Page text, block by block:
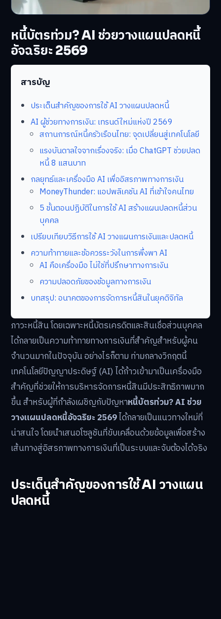
หนี้บัตรท่วม? AI ช่วยวางแผนปลดหนี้
อัจฉริยะ 2569
สารบัญ
ประเด็นสำคัญของการใช้ AI วางแผนปลดหนี้
AI ผู้ช่วยทางการเงิน: เทรนด์ใหม่แห่งปี 2569
สถานการณ์หนี้ครัวเรือนไทย: จุดเปลี่ยนสู่เทคโนโลยี
แรงบันดาลใจจากเรื่องจริง: เมื่อ ChatGPT ช่วยปลด
หนี้ 8 แสนบาท
กลยุทธ์และเครื่องมือ AI เพื่ออิสรภาพทางการเงิน
MoneyThunder: แอปพลิเคชัน AI ที่เข้าใจคนไทย
5 ขั้นตอนปฏิบัติในการใช้ AI สร้างแผนปลดหนี้ส่วน
บุคคล
เปรียบเทียบวิธีการใช้ AI วางแผนการเงินและปลดหนี้
ความท้าทายและข้อควรระวังในการพึ่งพา AI
AI คือเครื่องมือ ไม่ใช่ที่ปรึกษาทางการเงิน
ความปลอดภัยของข้อมูลทางการเงิน
บทสรุป: อนาคตของการจัดการหนี้สินในยุคดิจิทัล
ภาวะหนี้สิน โดยเฉพาะหนี้บัตรเครดิตและสินเชื่อส่วนบุคคล
ได้กลายเป็นความท้าทายทางการเงินที่สำคัญสำหรับผู้คน
จำนวนมากในปัจจุบัน อย่างไรก็ตาม ท่ามกลางวิกฤตนี้
เทคโนโลยีปัญญาประดิษฐ์ (AI) ได้ก้าวเข้ามาเป็นเครื่องมือ
สำคัญที่ช่วยให้การบริหารจัดการหนี้สินมีประสิทธิภาพมาก
ขึ้น สำหรับผู้ที่กำลังเผชิญกับปัญหาหนี้บัตรท่วม? AI ช่วย
วางแผนปลดหนี้อัจฉริยะ 2569ได้กลายเป็นแนวทางใหม่ที่
น่าสนใจ โดยนำเสนอโซลูชันที่ขับเคลื่อนด้วยข้อมูลเพื่อสร้าง
เส้นทางสู่อิสรภาพทางการเงินที่เป็นระบบและจับต้องได้จริง
ประเด็นสำคัญของการใช้ AI วางแผน
ปลดหนี้